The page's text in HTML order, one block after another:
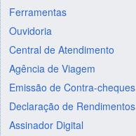
Ferramentas
Ouvidoria
Central de Atendimento
Agência de Viagem
Emissão de Contra-cheques
Declaração de Rendimentos
Assinador Digital